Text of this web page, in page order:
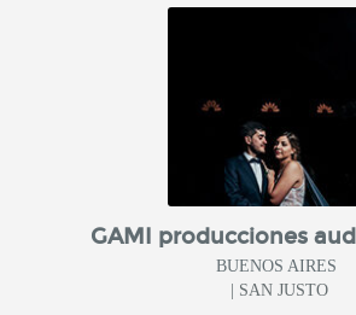
GAMI producciones
BUENOS AIRES
| SAN JUSTO